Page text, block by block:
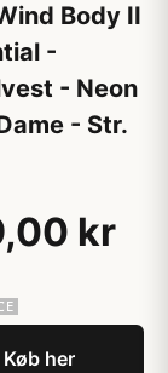
Body II
-
- Neon
- Str.
kr
Køb her